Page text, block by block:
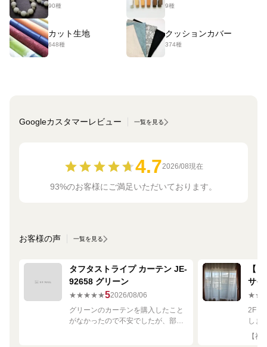
90種 9種
カット生地
648種
クッションカバー
374種
Googleカスタマーレビュー 一覧を見る
4.72026/08現在
93%のお客様にご満足いただいております。
お客様の声 一覧を見る
タフタストライプ カーテン JE-
92658 グリーン
★★★★★52026/08/06
グリーンのカーテンを購入したこと
がなかったので不安でしたが、部屋
【
サイ
2Fリ
しま
し
で
【神